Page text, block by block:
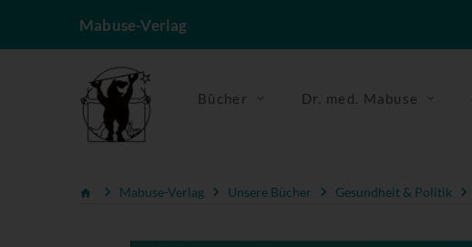
Mabuse-Verlag
Bücher Dr. med. Mabuse
Mabuse-Verlag Unsere Bücher Gesundheit & Politik